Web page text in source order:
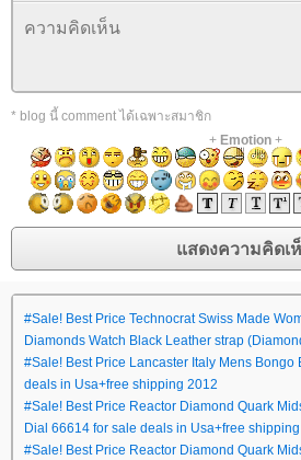
* blog นี้ comment ได้เฉพาะสมาชิก
+ Emotion+
#Sale! Best Price Technocrat Swiss Made
Diamonds Watch Black Leather strap
#Sale! Best Price Lancaster Italy Mens Bongo
deals in Usa+free shipping 2012
#Sale! Best Price Reactor Diamond Quark
Dial 66614 for sale deals in Usa+free
#Sale! Best Price Reactor Diamond Quark